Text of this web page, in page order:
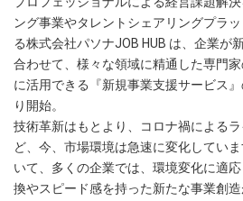
ング事業やタレントシェアリングプラ
る株式会社パソナJOB HUB は、企業が
合わせて、様々な領域に精通した専門
に活用できる『新規事業支援サービス
り開始。
技術革新はもとより、コロナ禍による
ど、今、市場環境は急速に変化してい
いて、多くの企業では、環境変化に適
換やスピード感を持った新たな事業創